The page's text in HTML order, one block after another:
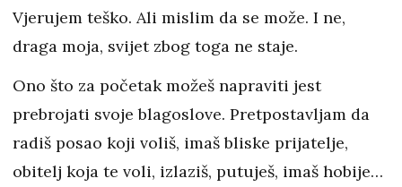
Vjerujem teško. Ali mislim da se može. I ne,
draga moja, svijet zbog toga ne staje.
Ono što za početak možeš napraviti jest
prebrojati svoje blagoslove. Pretpostavljam da
radiš posao koji voliš, imaš bliske prijatelje,
obitelj koja te voli, izlaziš, putuješ, imaš hobije…